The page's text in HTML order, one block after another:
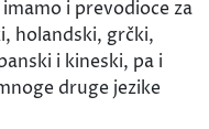
i prevodioce za
holandski, grčki,
i kineski, pa i
druge jezike